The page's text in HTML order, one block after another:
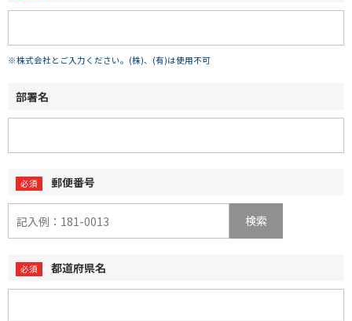
※株式会社とご入力ください。(株)、(有)は使用不可
部署名
郵便番号
検索
都道府県名